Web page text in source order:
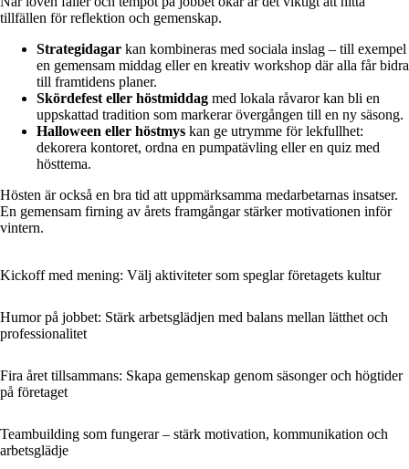
tillfällen för reflektion och gemenskap.
Strategidagar kan kombineras med sociala inslag – till exempel
en gemensam middag eller en kreativ workshop där alla får bidra
till framtidens planer.
Skördefest eller höstmiddag med lokala råvaror kan bli en
uppskattad tradition som markerar övergången till en ny säsong.
Halloween eller höstmys kan ge utrymme för lekfullhet:
dekorera kontoret, ordna en pumpatävling eller en quiz med
hösttema.
Hösten är också en bra tid att uppmärksamma medarbetarnas insatser.
En gemensam firning av årets framgångar stärker motivationen inför
vintern.
Kickoff med mening: Välj aktiviteter som speglar företagets kultur
Humor på jobbet: Stärk arbetsglädjen med balans mellan lätthet och
professionalitet
Fira året tillsammans: Skapa gemenskap genom säsonger och högtider
på företaget
Teambuilding som fungerar – stärk motivation, kommunikation och
arbetsglädje